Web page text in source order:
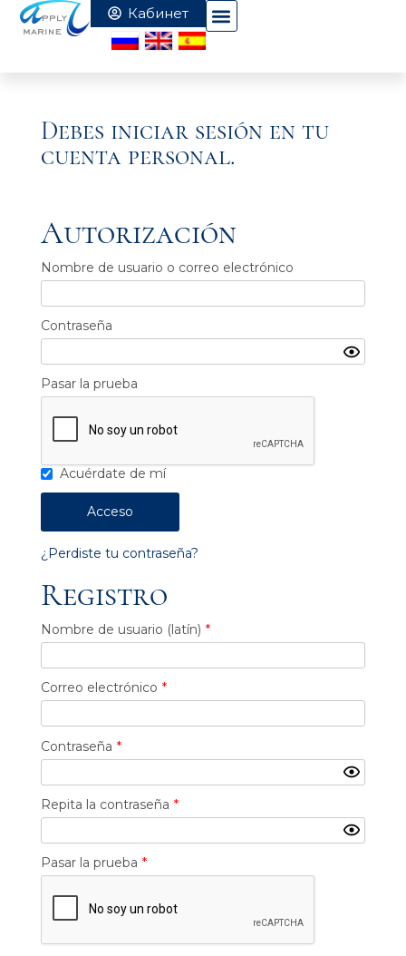
Debes iniciar sesión en tu
cuenta personal.
Autorización
Nombre de usuario o correo electrónico
Contraseña
Pasar la prueba
Acuérdate de mí
¿Perdiste tu contraseña?
Registro
Nombre de usuario (latín) *
Correo electrónico *
Contraseña *
Repita la contraseña *
Pasar la prueba *